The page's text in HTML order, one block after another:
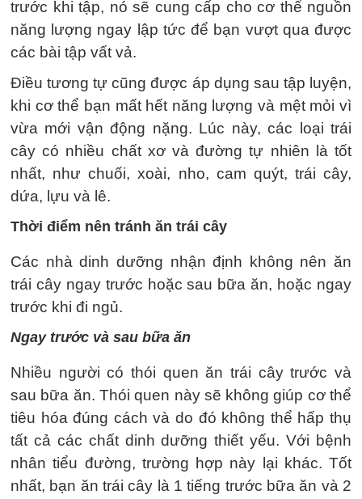
trước khi tập, nó sẽ cung cấp cho cơ thể nguồn
năng lượng ngay lập tức để bạn vượt qua được
các bài tập vất vả.
Điều tương tự cũng được áp dụng sau tập luyện,
khi cơ thể bạn mất hết năng lượng và mệt mỏi vì
vừa mới vận động nặng. Lúc này, các loại trái
cây có nhiều chất xơ và đường tự nhiên là tốt
nhất, như chuối, xoài, nho, cam quýt, trái cây,
dứa, lựu và lê.
Thời điểm nên tránh ăn trái cây
Các nhà dinh dưỡng nhận định không nên ăn
trái cây ngay trước hoặc sau bữa ăn, hoặc ngay
trước khi đi ngủ.
Ngay trước và sau bữa ăn
Nhiều người có thói quen ăn trái cây trước và
sau bữa ăn. Thói quen này sẽ không giúp cơ thể
tiêu hóa đúng cách và do đó không thể hấp thụ
tất cả các chất dinh dưỡng thiết yếu. Với bệnh
nhân tiểu đường, trường hợp này lại khác. Tốt
nhất, bạn ăn trái cây là 1 tiếng trước bữa ăn và 2